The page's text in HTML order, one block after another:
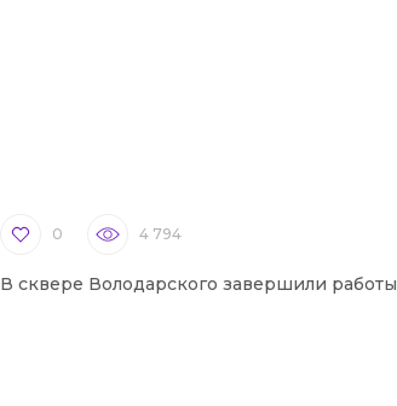
0 4 794
В сквере Володарского завершили работы